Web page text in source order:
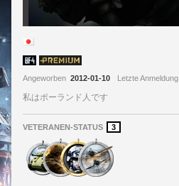
Angeworben 2012-01-10 Letzte Anmeldung
私はポーランド人です
VETERANEN-STATUS 3